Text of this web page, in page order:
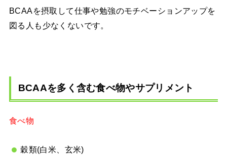
BCAAを摂取して仕事や勉強のモチベーションアップを
図る人も少なくないです。
BCAAを多く含む食べ物やサプリメント
食べ物
穀類(白米、玄米)